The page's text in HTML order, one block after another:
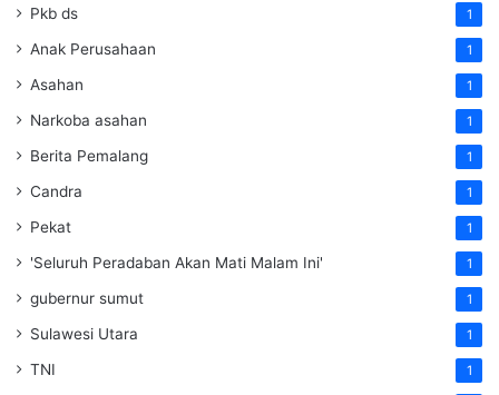
Pkb ds 1
Anak Perusahaan 1
Asahan 1
Narkoba asahan 1
Berita Pemalang 1
Candra 1
Pekat 1
'Seluruh Peradaban Akan Mati Malam Ini' 1
gubernur sumut 1
Sulawesi Utara 1
TNI 1